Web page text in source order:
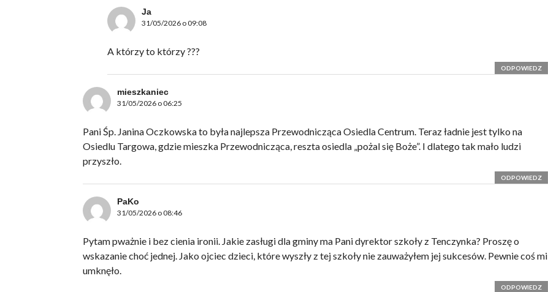
Ja
31/05/2026 o 09:08
A którzy to którzy ???
ODPOWIEDZ
mieszkaniec
31/05/2026 o 06:25
Pani Śp. Janina Oczkowska to była najlepsza Przewodnicząca Osiedla Centrum. Teraz ładnie jest tylko na
Osiedlu Targowa, gdzie mieszka Przewodnicząca, reszta osiedla „pożal się Boże”. I dlatego tak mało ludzi
przyszło.
ODPOWIEDZ
PaKo
31/05/2026 o 08:46
Pytam pważnie i bez cienia ironii. Jakie zasługi dla gminy ma Pani dyrektor szkoły z Tenczynka? Proszę o
wskazanie choć jednej. Jako ojciec dzieci, które wyszły z tej szkoły nie zauważyłem jej sukcesów. Pewnie coś mi
umknęło.
ODPOWIEDZ